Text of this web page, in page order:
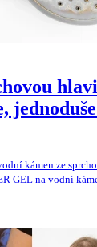
kámen ze
GEL na vodní